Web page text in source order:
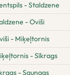
- Staldzene
- Oviši
- Miķeļtornis
- Sīkrags
- Saunags